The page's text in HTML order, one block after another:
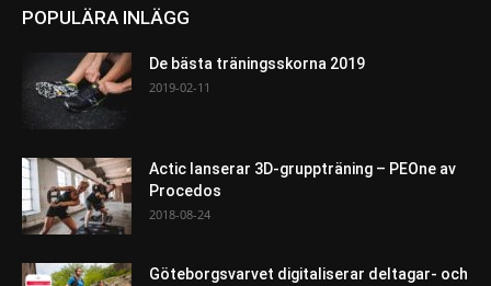
POPULÄRA INLÄGG
De bästa träningsskorna 2019
2019-02-11
Actic lanserar 3D-gruppträning – PEOne av
Procedos
2018-08-24
Göteborgsvarvet digitaliserar deltagar- och